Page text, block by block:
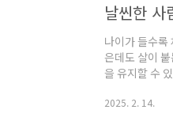
날씬한 사
나이가 들수록
은데도 살이
을 유지할 수
소모하는 방법
2025. 2. 14.